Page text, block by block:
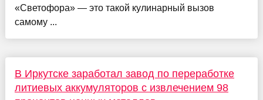
«Светофора» — это такой кулинарный вызов
самому ...
В Иркутске заработал завод по переработке
литиевых аккумуляторов с извлечением 98